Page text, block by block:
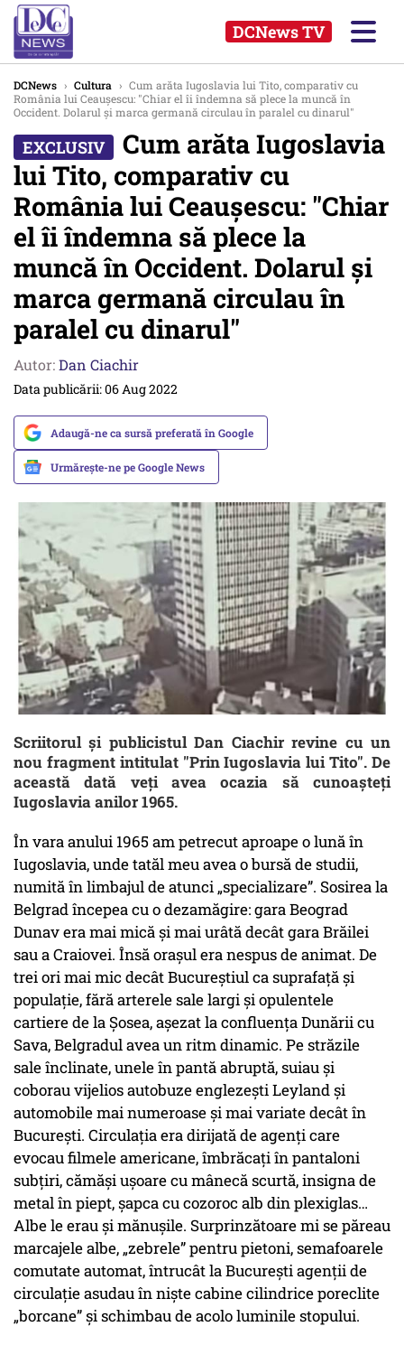
DCNews TV
DCNews › Cultura › Cum arăta Iugoslavia lui Tito, comparativ cu
România lui Ceaușescu: "Chiar el îi îndemna să plece la muncă în
Occident. Dolarul și marca germană circulau în paralel cu dinarul"
Cum arăta Iugoslavia
lui Tito, comparativ cu
România lui Ceaușescu: "Chiar
el îi îndemna să plece la
muncă în Occident. Dolarul și
marca germană circulau în
paralel cu dinarul"
Autor:Dan Ciachir
Data publicării: 06 Aug 2022
Adaugă-ne ca sursă preferată în Google
Urmărește-ne pe Google News
Scriitorul și publicistul Dan Ciachir revine cu un
nou fragment intitulat "Prin Iugoslavia lui Tito". De
această dată veți avea ocazia să cunoașteți
Iugoslavia anilor 1965.
În vara anului 1965 am petrecut aproape o lună în
Iugoslavia, unde tatăl meu avea o bursă de studii,
numită în limbajul de atunci „specializare”. Sosirea la
Belgrad începea cu o dezamăgire: gara Beograd
Dunav era mai mică şi mai urâtă decât gara Brăilei
sau a Craiovei. Însă oraşul era nespus de animat. De
trei ori mai mic decât Bucureştiul ca suprafaţă şi
populaţie, fără arterele sale largi şi opulentele
cartiere de la Şosea, aşezat la confluenţa Dunării cu
Sava, Belgradul avea un ritm dinamic. Pe străzile
sale înclinate, unele în pantă abruptă, suiau şi
coborau vijelios autobuze englezeşti Leyland şi
automobile mai numeroase şi mai variate decât în
Bucureşti. Circulaţia era dirijată de agenţi care
evocau filmele americane, îmbrăcaţi în pantaloni
subţiri, cămăşi uşoare cu mânecă scurtă, insigna de
metal în piept, şapca cu cozoroc alb din plexiglas…
Albe le erau şi mănuşile. Surprinzătoare mi se păreau
marcajele albe, „zebrele” pentru pietoni, semafoarele
comutate automat, întrucât la Bucureşti agenţii de
circulaţie asudau în nişte cabine cilindrice poreclite
„borcane” şi schimbau de acolo luminile stopului.